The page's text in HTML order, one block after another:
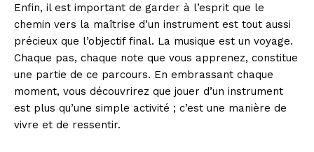
Enfin, il est important de garder à l’esprit que le
chemin vers la maîtrise d’un instrument est tout aussi
précieux que l’objectif final. La musique est un voyage.
Chaque pas, chaque note que vous apprenez, constitue
une partie de ce parcours. En embrassant chaque
moment, vous découvrirez que jouer d’un instrument
est plus qu’une simple activité ; c’est une manière de
vivre et de ressentir.